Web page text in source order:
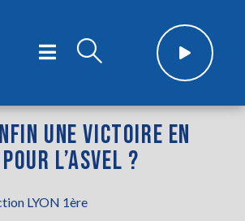
UNE VICTOIRE EN
L’ASVEL ?
LYON 1ère